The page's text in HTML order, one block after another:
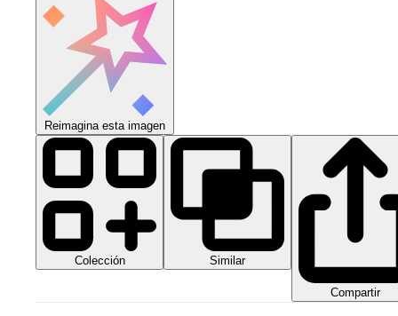
Reimagina esta imagen
Colección Similar
Compartir